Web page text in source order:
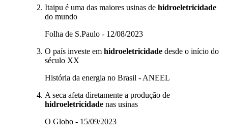
Itaipu é uma das maiores usinas de hidroeletricidade
do mundo
Folha de S.Paulo - 12/08/2023
O país investe em hidroeletricidade desde o início do
século XX
História da energia no Brasil - ANEEL
A seca afeta diretamente a produção de
hidroeletricidade nas usinas
O Globo - 15/09/2023